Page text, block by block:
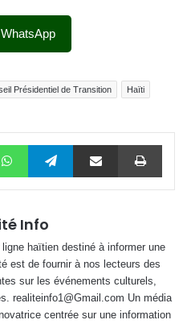
Présidentiel de Transition Haïti
WhatsAppTelegram Partager par email
Info
haïtien destiné à informer une
est de fournir à nos lecteurs des
sur les événements culturels,
realiteinfo1@Gmail.com Un média
centrée sur une information